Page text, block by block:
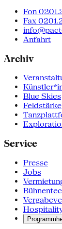
Fon
Fax
Anfahrt
Archiv
Blue Skies
Feldstärke
Service
Presse
Jobs